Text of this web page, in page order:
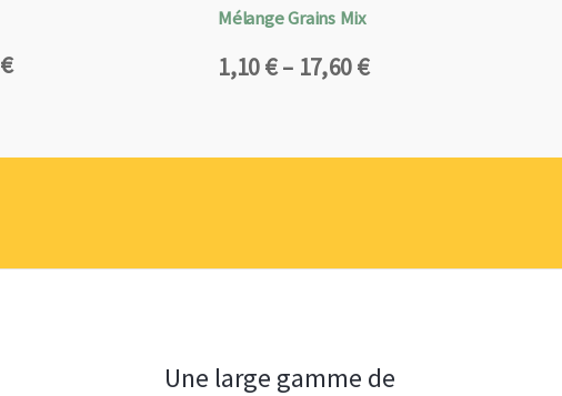
€
Mélange Grains Mix
1,10€– 17,60€
Plage
1,10 €
Une large gamme de